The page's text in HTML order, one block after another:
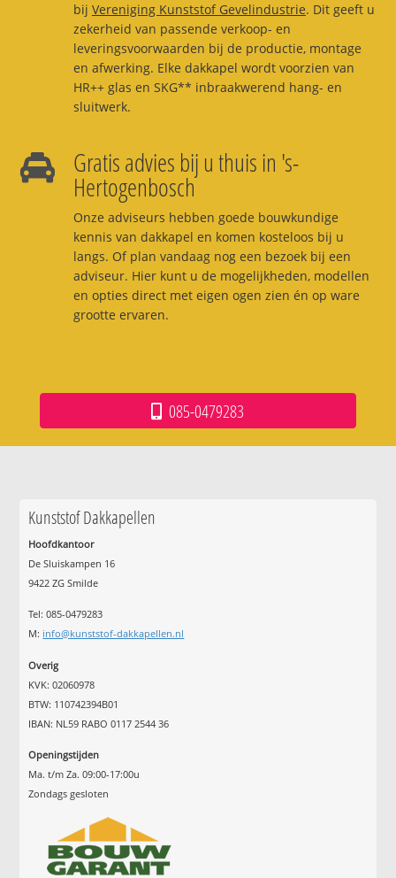
bij Vereniging Kunststof Gevelindustrie. Dit geeft u
zekerheid van passende verkoop- en
leveringsvoorwaarden bij de productie, montage
en afwerking. Elke dakkapel wordt voorzien van
HR++ glas en SKG** inbraakwerend hang- en
sluitwerk.
Gratis advies bij u thuis in 's-
Hertogenbosch
Onze adviseurs hebben goede bouwkundige
kennis van dakkapel en komen kosteloos bij u
langs. Of plan vandaag nog een bezoek bij een
adviseur. Hier kunt u de mogelijkheden, modellen
en opties direct met eigen ogen zien én op ware
grootte ervaren.
085-0479283
Kunststof Dakkapellen
Hoofdkantoor
De Sluiskampen 16
9422 ZG Smilde
Tel: 085-0479283
M: info@kunststof-dakkapellen.nl
Overig
KVK: 02060978
BTW: 110742394B01
IBAN: NL59 RABO 0117 2544 36
Openingstijden
Ma. t/m Za. 09:00-17:00u
Zondags gesloten